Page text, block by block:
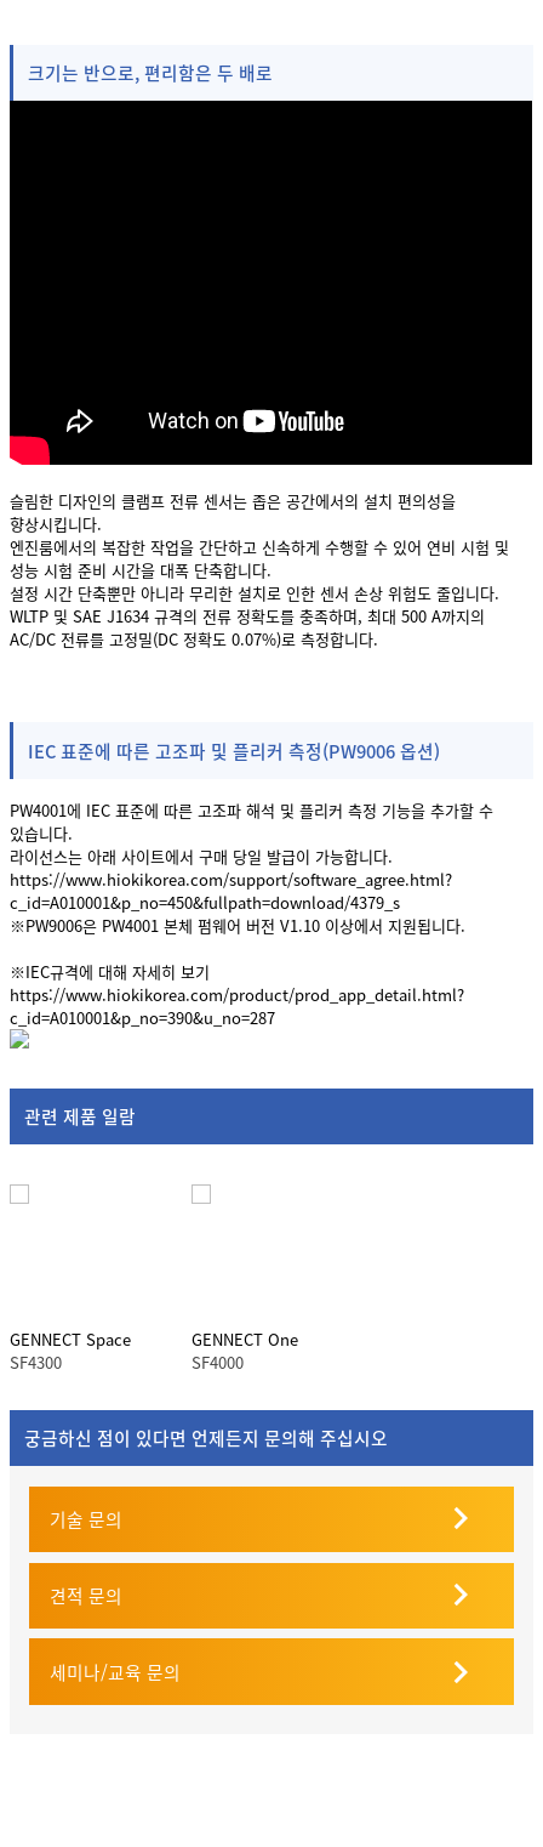
크기는 반으로, 편리함은 두 배로
슬림한 디자인의 클램프 전류 센서는 좁은 공간에서의 설치 편의성을
향상시킵니다.
엔진룸에서의 복잡한 작업을 간단하고 신속하게 수행할 수 있어 연비 시험 및
성능 시험 준비 시간을 대폭 단축합니다.
설정 시간 단축뿐만 아니라 무리한 설치로 인한 센서 손상 위험도 줄입니다.
WLTP 및 SAE J1634 규격의 전류 정확도를 충족하며, 최대 500 A까지의
AC/DC 전류를 고정밀(DC 정확도 0.07%)로 측정합니다.
IEC 표준에 따른 고조파 및 플리커 측정(PW9006 옵션)
PW4001에 IEC 표준에 따른 고조파 해석 및 플리커 측정 기능을 추가할 수
있습니다.
라이선스는 아래 사이트에서 구매 당일 발급이 가능합니다.
https://www.hiokikorea.com/support/software_agree.html?
c_id=A010001&p_no=450&fullpath=download/4379_s
※PW9006은 PW4001 본체 펌웨어 버전 V1.10 이상에서 지원됩니다.
※IEC규격에 대해 자세히 보기
https://www.hiokikorea.com/product/prod_app_detail.html?
c_id=A010001&p_no=390&u_no=287
관련 제품 일람
GENNECT Space
SF4300
GENNECT One
SF4000
궁금하신 점이 있다면 언제든지 문의해 주십시오
기술 문의
견적 문의
세미나/교육 문의